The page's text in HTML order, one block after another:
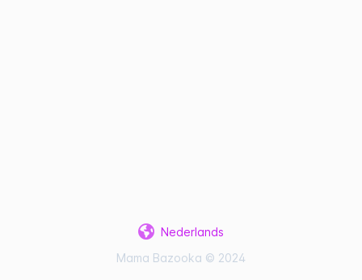
Nederlands
Mama Bazooka © 2024